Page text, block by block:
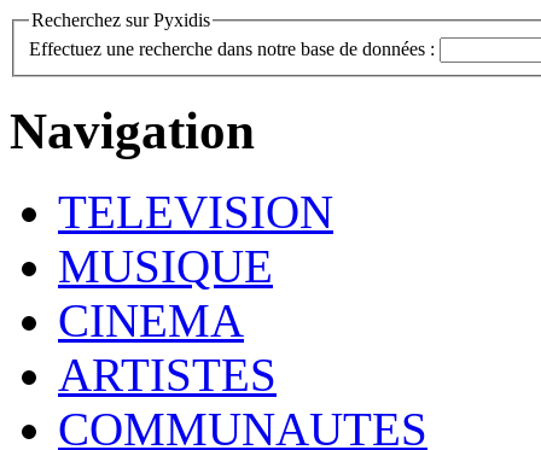
Recherchez sur Pyxidis
Effectuez une recherche dans notre base de données :
Navigation
TELEVISION
MUSIQUE
CINEMA
ARTISTES
COMMUNAUTES